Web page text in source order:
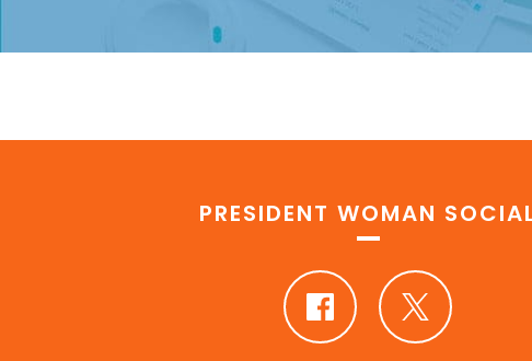
PRESIDENT WOMAN